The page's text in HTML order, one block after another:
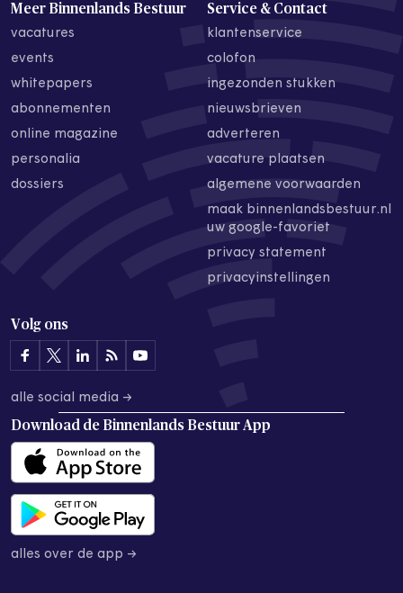
Meer Binnenlands Bestuur
vacatures
events
whitepapers
abonnementen
online magazine
personalia
dossiers
Service & Contact
klantenservice
colofon
ingezonden stukken
nieuwsbrieven
adverteren
vacature plaatsen
algemene voorwaarden
maak binnenlandsbestuur.nl
uw google-favoriet
privacy statement
privacyinstellingen
Volg ons
alle social media →
Download de Binnenlands Bestuur App
alles over de app →